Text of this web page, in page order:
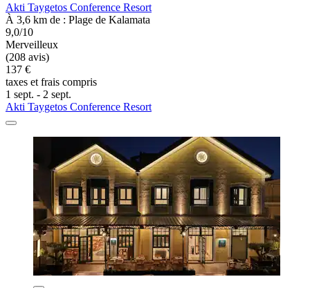
Akti Taygetos Conference Resort
À 3,6 km de : Plage de Kalamata
9,0/10
Merveilleux
(208 avis)
137 €
taxes et frais compris
1 sept. - 2 sept.
Akti Taygetos Conference Resort